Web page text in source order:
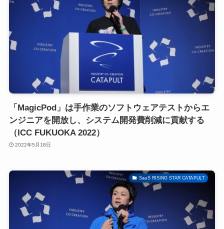
「MagicPod」は手作業のソフトウェアテストからエ
ンジニアを開放し、システム開発費削減に貢献する
（ICC FUKUOKA 2022）
2022年5月18日
SaaS RISING STAR CATAPULT